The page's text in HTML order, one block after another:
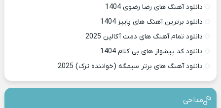
دانلود آهنگ های رضا رضوی 1404
دانلود برترین آهنگ های پاییز 1404
دانلود تمام آهنگ های دمت آکالین 2025
دانلود کد پیشواز های بی کلام 1404
دانلود آهنگ های برتر سیمگه (خواننده ترک) 2025
مداحی